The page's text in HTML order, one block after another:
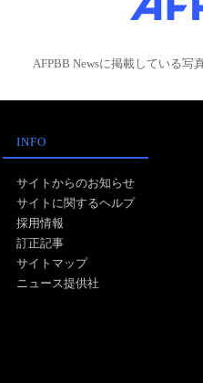
AFPBB Newsに掲載している写
INFO
サイトからのお知らせ
サイトに関するヘルプ
採用情報
訂正記事
サイトマップ
ニュース提供社